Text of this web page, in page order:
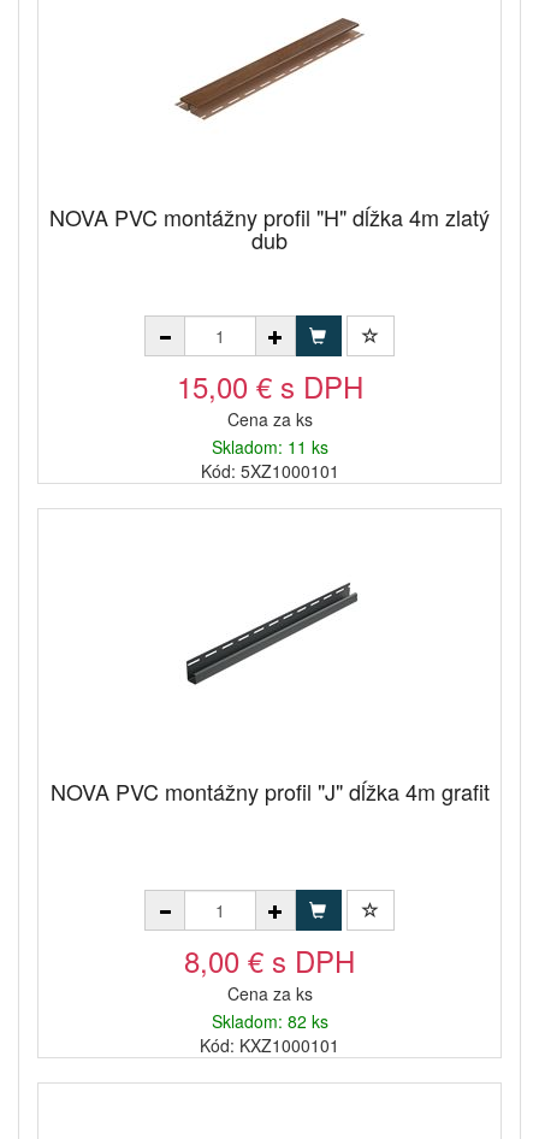
NOVA PVC montážny profil "H" dĺžka 4m zlatý
dub
15,00 € s DPH
Cena za ks
Skladom: 11 ks
Kód: 5XZ1000101
NOVA PVC montážny profil "J" dĺžka 4m grafit
8,00 € s DPH
Cena za ks
Skladom: 82 ks
Kód: KXZ1000101